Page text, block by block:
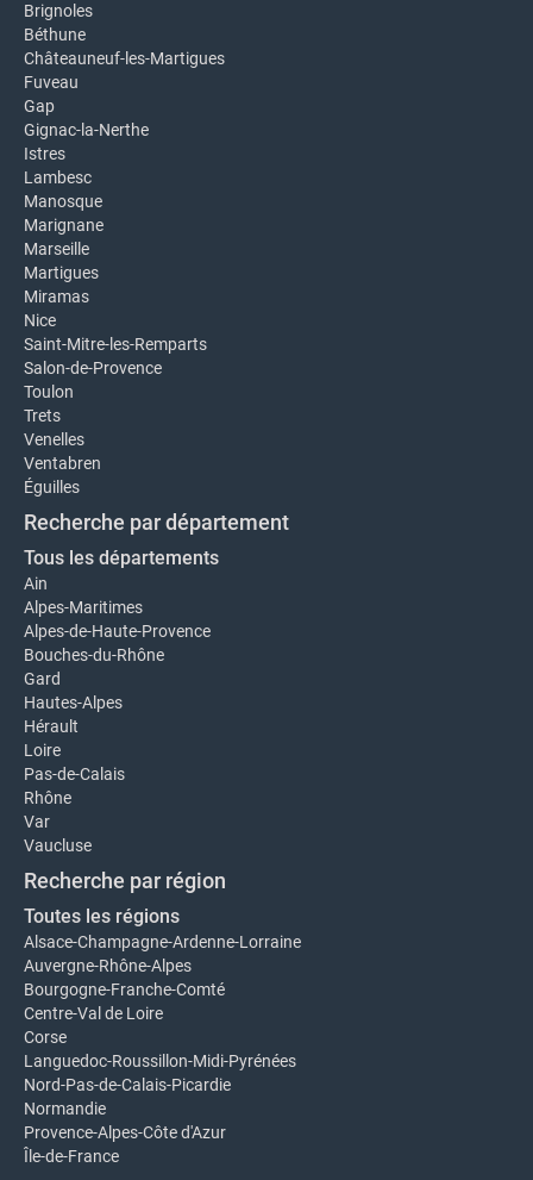
Brignoles
Béthune
Châteauneuf-les-Martigues
Fuveau
Gap
Gignac-la-Nerthe
Istres
Lambesc
Manosque
Marignane
Marseille
Martigues
Miramas
Nice
Saint-Mitre-les-Remparts
Salon-de-Provence
Toulon
Trets
Venelles
Ventabren
Éguilles
Recherche par département
Tous les départements
Ain
Alpes-Maritimes
Alpes-de-Haute-Provence
Bouches-du-Rhône
Gard
Hautes-Alpes
Hérault
Loire
Pas-de-Calais
Rhône
Var
Vaucluse
Recherche par région
Toutes les régions
Alsace-Champagne-Ardenne-Lorraine
Auvergne-Rhône-Alpes
Bourgogne-Franche-Comté
Centre-Val de Loire
Corse
Languedoc-Roussillon-Midi-Pyrénées
Nord-Pas-de-Calais-Picardie
Normandie
Provence-Alpes-Côte d'Azur
Île-de-France